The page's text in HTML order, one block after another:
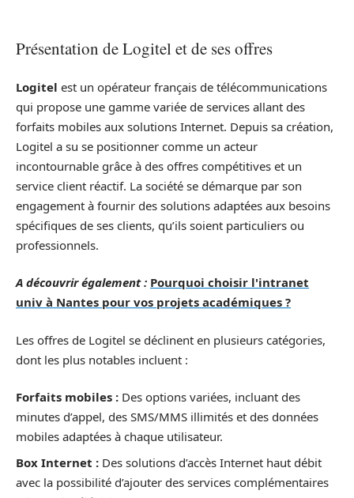
Présentation de Logitel et de ses offres
Logitel est un opérateur français de télécommunications
qui propose une gamme variée de services allant des
forfaits mobiles aux solutions Internet. Depuis sa création,
Logitel a su se positionner comme un acteur
incontournable grâce à des offres compétitives et un
service client réactif. La société se démarque par son
engagement à fournir des solutions adaptées aux besoins
spécifiques de ses clients, qu’ils soient particuliers ou
professionnels.
A découvrir également : Pourquoi choisir l'intranet
univ à Nantes pour vos projets académiques ?
Les offres de Logitel se déclinent en plusieurs catégories,
dont les plus notables incluent :
Forfaits mobiles : Des options variées, incluant des
minutes d’appel, des SMS/MMS illimités et des données
mobiles adaptées à chaque utilisateur.
Box Internet : Des solutions d’accès Internet haut débit
avec la possibilité d’ajouter des services complémentaires